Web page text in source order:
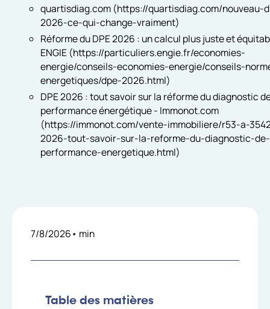
7/8/2026• min
Table des matières
quartisdiag.com (https://quartisdiag.com/nouveau-
2026-ce-qui-change-vraiment)
Réforme du DPE 2026 : un calcul plus juste et
ENGIE (https://particuliers.engie.fr/economies-
energie/conseils-economies-energie/conseils-
energetiques/dpe-2026.html)
DPE 2026 : tout savoir sur la réforme du diagnostic
performance énergétique - Immonot.com
(https://immonot.com/vente-immobiliere/r53-a-
2026-tout-savoir-sur-la-reforme-du-diagnostic-de-
performance-energetique.html)